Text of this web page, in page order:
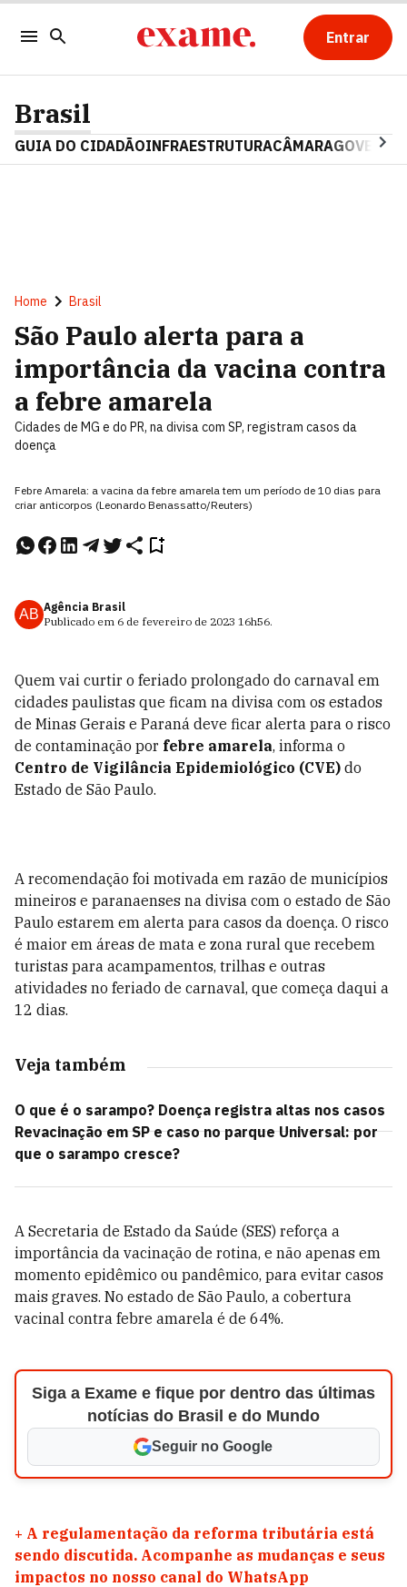
Entrar
Brasil
GUIA DO CIDADÃOINFRAESTRUTURACÂMARAGOVERNO
Home Brasil
São Paulo alerta para a
importância da vacina contra
a febre amarela
Cidades de MG e do PR, na divisa com SP, registram casos da
doença
Febre Amarela: a vacina da febre amarela tem um período de 10 dias para
criar anticorpos (Leonardo Benassatto/Reuters)
AB Agência Brasil
Publicado em 6 de fevereiro de 2023 16h56.
Quem vai curtir o feriado prolongado do carnaval em
cidades paulistas que ficam na divisa com os estados
de Minas Gerais e Paraná deve ficar alerta para o risco
de contaminação por febre amarela, informa o
Centro de Vigilância Epidemiológico (CVE) do
Estado de São Paulo.
A recomendação foi motivada em razão de municípios
mineiros e paranaenses na divisa com o estado de São
Paulo estarem em alerta para casos da doença. O risco
é maior em áreas de mata e zona rural que recebem
turistas para acampamentos, trilhas e outras
atividades no feriado de carnaval, que começa daqui a
12 dias.
Veja também
O que é o sarampo? Doença registra altas nos casos
Revacinação em SP e caso no parque Universal: por
que o sarampo cresce?
A Secretaria de Estado da Saúde (SES) reforça a
importância da vacinação de rotina, e não apenas em
momento epidêmico ou pandêmico, para evitar casos
mais graves. No estado de São Paulo, a cobertura
vacinal contra febre amarela é de 64%.
Siga a Exame e fique por dentro das últimas
notícias do Brasil e do Mundo
Seguir no Google
+ A regulamentação da reforma tributária está
sendo discutida. Acompanhe as mudanças e seus
impactos no nosso canal do WhatsApp